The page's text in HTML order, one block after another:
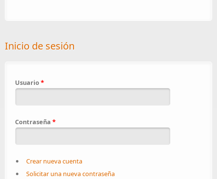
Inicio de sesión
Usuario*
Contraseña *
Crear nueva cuenta
Solicitar una nueva contraseña